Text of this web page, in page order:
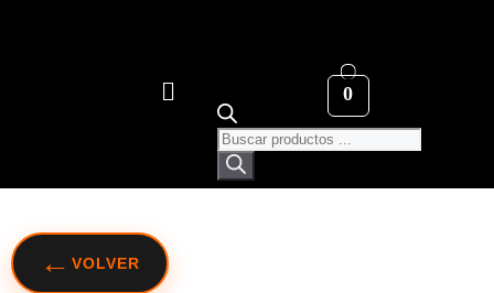
0
← VOLVER